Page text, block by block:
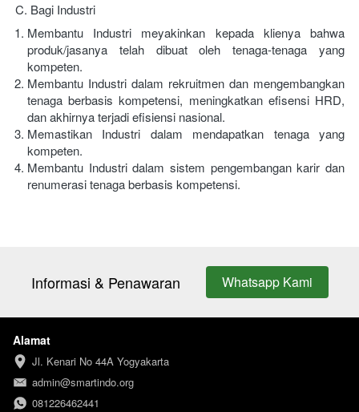
C. Bagi Industri
Membantu Industri meyakinkan kepada klienya bahwa
produk/jasanya telah dibuat oleh tenaga-tenaga yang
kompeten.
Membantu Industri dalam rekruitmen dan mengembangkan
tenaga berbasis kompetensi, meningkatkan efisensi HRD,
dan akhirnya terjadi efisiensi nasional.
Memastikan Industri dalam mendapatkan tenaga yang
kompeten.
Membantu Industri dalam sistem pengembangan karir dan
renumerasi tenaga berbasis kompetensi.
Informasi & Penawaran `
Whatsapp Kami
Alamat
Jl. Kenari No 44A Yogyakarta
admin@smartindo.org
081226462441